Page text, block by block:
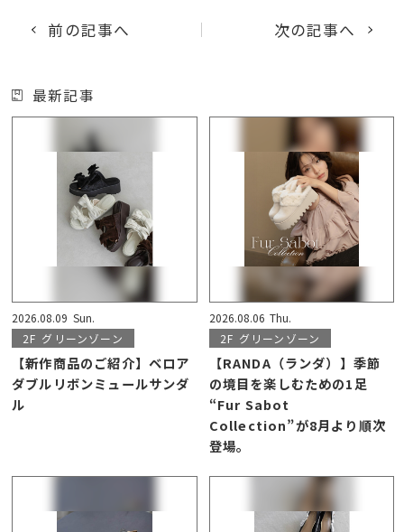
前の記事へ 次の記事へ
最新記事
2026.08.09 Sun.
2F グリーンゾーン
【新作商品のご紹介】ベロア
ダブルリボンミュールサンダ
ル
2026.08.06 Thu.
2F グリーンゾーン
【RANDA（ランダ）】季節
の境目を楽しむための1足
“Fur Sabot
Collection”が8月より順次
登場。